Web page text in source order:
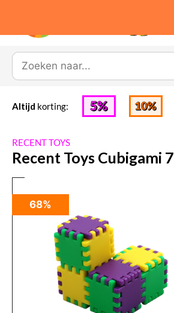
Altijd korting:
RECENT TOYS
Recent Toys Cubigami 7
68%